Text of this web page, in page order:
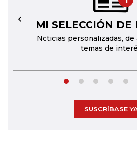
MI SELECCIÓN DE
Noticias personalizadas, de
temas de
←
SUSCRÍBASE